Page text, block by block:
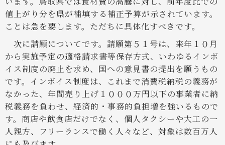
値上がり分を県が補填する補正予算が示されています。
ことは急を要します。ただちに具体化すべきです。
次に請願についてです。請願第５１号は、来年１０月
から実施予定の適格請求書等保存方式、いわゆるインボ
イス制度の廃止を求め、国への意見書の提出を願うもの
です。インボイス制度は、これまで消費税納税の義務が
なかった、年間売り上げ１０００万円以下の事業者に納
税義務を負わせ、経済的・事務的負担増を強いるもので
す。商店や飲食店だけでなく、個人タクシーや大工の一
人親方、フリーランスで働く人々など、対象は数百万人